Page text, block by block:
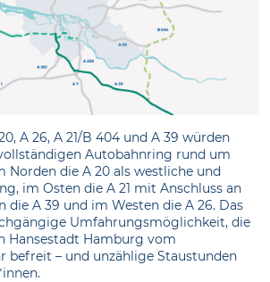
A 26, A 21/B 404 und A 39 würden
Autobahnring rund um
Norden die A 20 als westliche und
im Osten die A 21 mit Anschluss an
die A 39 und im Westen die A 26. Das
Umfahrungsmöglichkeit, die
Hansestadt Hamburg vom
befreit – und unzählige Staustunden